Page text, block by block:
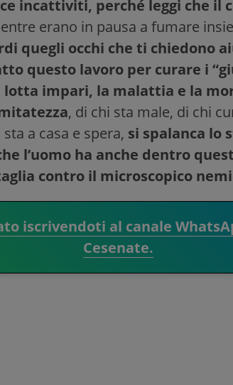
incattiviti, perché leggi che il
erano in pausa a fumare
quegli occhi che ti chiedono
questo lavoro per curare i
lotta impari, la malattia e la
, di chi sta male, di chi
a casa e spera, si spalanca lo
l’uomo ha anche dentro
contro il microscopico
iscrivendoti al canale
Cesenate.